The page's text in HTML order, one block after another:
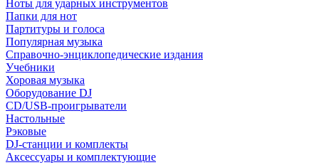
Ноты для ударных инструментов
Папки для нот
Партитуры и голоса
Популярная музыка
Справочно-энциклопедические издания
Учебники
Хоровая музыка
Оборудование DJ
CD/USB-проигрыватели
Настольные
Рэковые
DJ-станции и комплекты
Аксессуары и комплектующие